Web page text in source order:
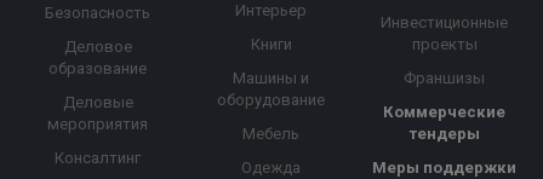
Безопасность
Деловое
образование
Деловые
мероприятия
Консалтинг
Интерьер
Книги
Машины и
оборудование
Мебель
Одежда
Инвестиционные
проекты
Франшизы
Коммерческие
тендеры
Меры поддержки